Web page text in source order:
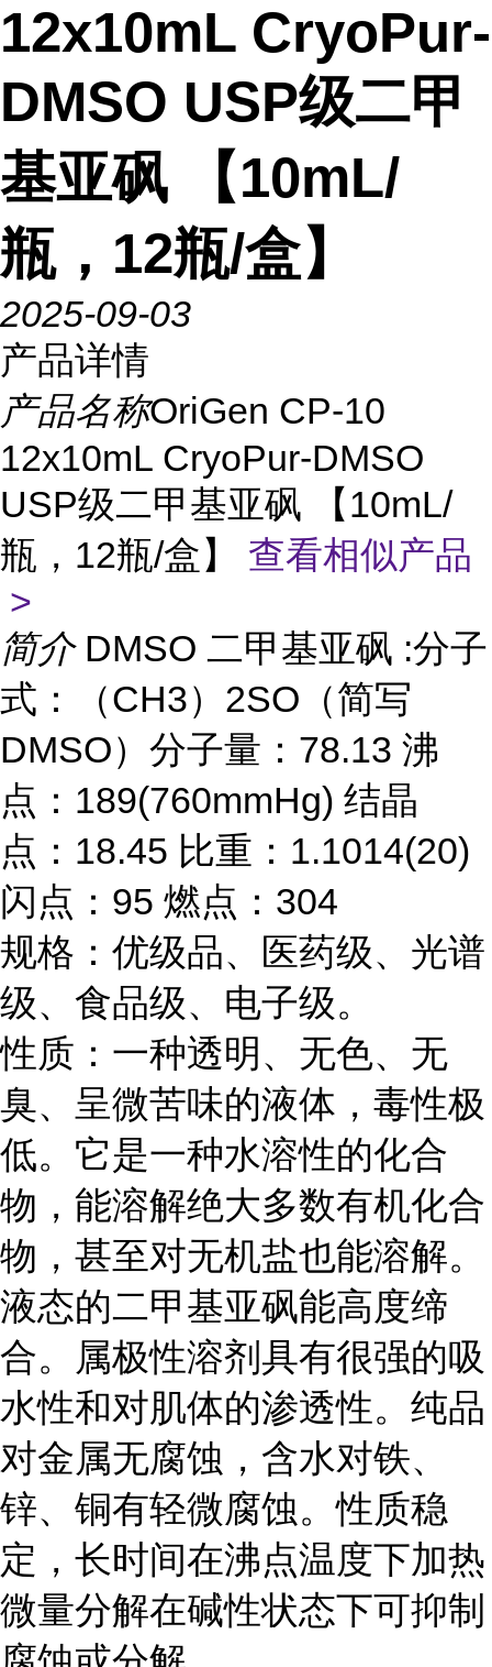
12x10mL CryoPur-
DMSO USP级二甲
基亚砜 【10mL/
瓶，12瓶/盒】
2025-09-03
产品详情
产品名称OriGen CP-10
12x10mL CryoPur-DMSO
USP级二甲基亚砜 【10mL/
瓶，12瓶/盒】 查看相似产品
>
简介 DMSO 二甲基亚砜 :分子
式：（CH3）2SO（简写
DMSO）分子量：78.13 沸
点：189(760mmHg) 结晶
点：18.45 比重：1.1014(20)
闪点：95 燃点：304
规格：优级品、医药级、光谱
级、食品级、电子级。
性质：一种透明、无色、无
臭、呈微苦味的液体，毒性极
低。它是一种水溶性的化合
物，能溶解绝大多数有机化合
物，甚至对无机盐也能溶解。
液态的二甲基亚砜能高度缔
合。属极性溶剂具有很强的吸
水性和对肌体的渗透性。纯品
对金属无腐蚀，含水对铁、
锌、铜有轻微腐蚀。性质稳
定，长时间在沸点温度下加热
微量分解在碱性状态下可抑制